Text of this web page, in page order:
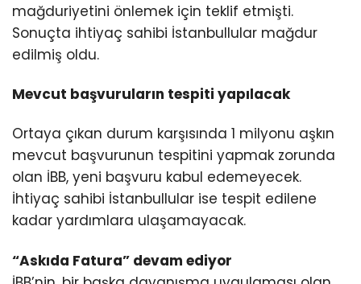
mağduriyetini önlemek için teklif etmişti.
Sonuçta ihtiyaç sahibi İstanbullular mağdur
edilmiş oldu.
Mevcut başvuruların tespiti yapılacak
Ortaya çıkan durum karşısında 1 milyonu aşkın
mevcut başvurunun tespitini yapmak zorunda
olan İBB, yeni başvuru kabul edemeyecek.
İhtiyaç sahibi İstanbullular ise tespit edilene
kadar yardımlara ulaşamayacak.
“Askıda Fatura” devam ediyor